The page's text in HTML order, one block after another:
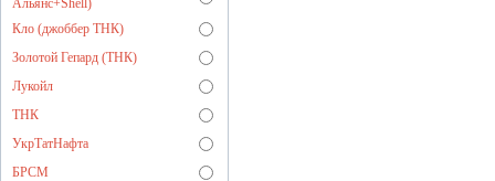
Альянс+Shell)
Кло (джоббер ТНК)
Золотой Гепард (ТНК)
Лукойл
ТНК
УкрТатНафта
БРСМ